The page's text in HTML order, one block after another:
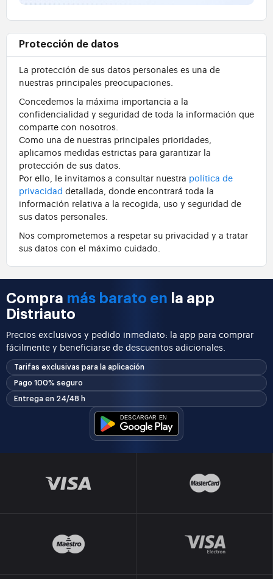
Protección de datos
La protección de sus datos personales es una de
nuestras principales preocupaciones.
Concedemos la máxima importancia a la
confidencialidad y seguridad de toda la información que
comparte con nosotros.
Como una de nuestras principales prioridades,
aplicamos medidas estrictas para garantizar la
protección de sus datos.
Por ello, le invitamos a consultar nuestra política de
privacidad detallada, donde encontrará toda la
información relativa a la recogida, uso y seguridad de
sus datos personales.
Nos comprometemos a respetar su privacidad y a tratar
sus datos con el máximo cuidado.
Compra más barato en la app
Distriauto
Precios exclusivos y pedido inmediato: la app para comprar
fácilmente y beneficiarse de descuentos adicionales.
Tarifas exclusivas para la aplicación
Pago 100% seguro
Entrega en 24/48 h